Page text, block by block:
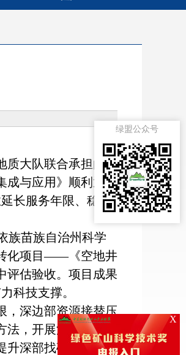
质大队联合承担的省
成与应用》顺利通过
长服务年限、稳定
族苗族自治州科学
化项目——《空地井
评估验收。项目成果
科技支撑。
深边部资源接替压
，开展深边部找矿
升深部找矿精度和资
绿盟公众号
X